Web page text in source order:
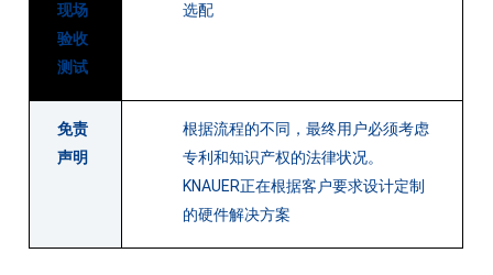
现场
验收
测试
选配
免责
声明
根据流程的不同，最终用户必须考虑
专利和知识产权的法律状况。
KNAUER正在根据客户要求设计定制
的硬件解决方案